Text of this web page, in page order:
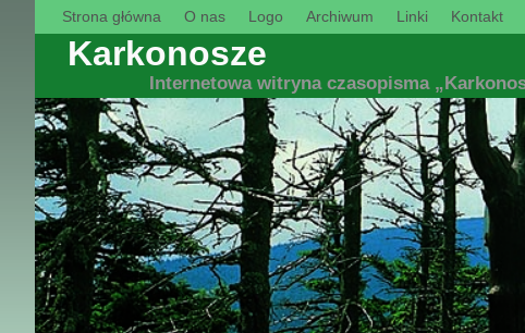
Strona główna O nas Logo Archiwum Linki Kontakt
Karkonosze
Internetowa witryna czasopisma